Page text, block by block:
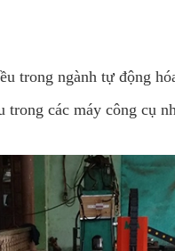
trong ngành tự động
các máy công cụ